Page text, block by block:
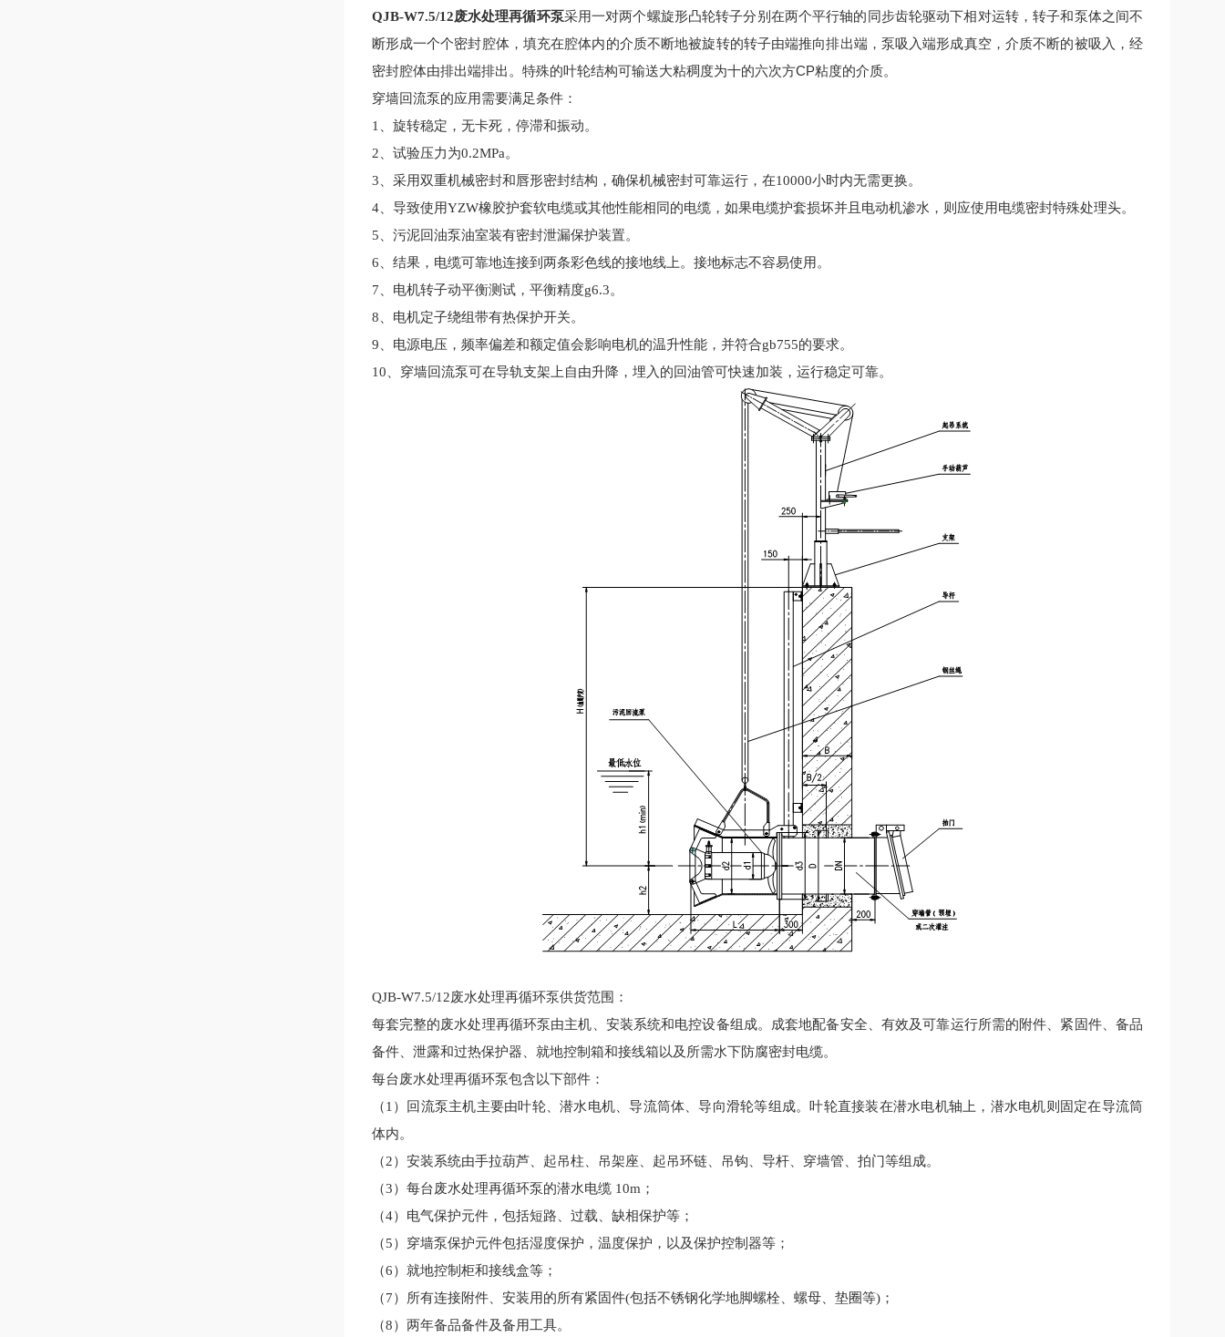
QJB-W7.5/12废水处理再循环泵采用一对两个螺旋形凸轮转子分别在两个平行轴的同步齿轮驱动下相对运转，转子和泵体之间不
断形成一个个密封腔体，填充在腔体内的介质不断地被旋转的转子由端推向排出端，泵吸入端形成真空，介质不断的被吸入，经
密封腔体由排出端排出。特殊的叶轮结构可输送大粘稠度为十的六次方CP粘度的介质。
穿墙回流泵的应用需要满足条件：
1
、旋转稳定，无卡死，停滞和振动。
2 、试验压力为0.2MPa。
3 、采用双重机械密封和唇形密封结构，确保机械密封可靠运行，在10000小时内无需更换。
4、导致使用YZW橡胶护套软电缆或其他性能相同的电缆，如果电缆护套损坏并且电动机渗水，则应使用电缆密封特殊处理头。
5 、污泥回油泵油室装有密封泄漏保护装置。
6 、结果，电缆可靠地连接到两条彩色线的接地线上。接地标志不容易使用。
7 、电机转子动平衡测试，平衡精度g6.3。
8 、电机定子绕组带有热保护开关。
9 、电源电压，频率偏差和额定值会影响电机的温升性能，并符合gb755的要求。
10
穿墙回流泵可在导轨支架上自由升降，埋入的回油管可快速加装，运行稳定可靠。
QJB-W7.5/12废水处理再循环泵供货范围 ：
每套完整的废水处理再循环泵由主机、安装系统和电控设备组成。成套地配备安全、有效及可靠运行所需的附件、紧固件、备品
备件、 泄露和过热保护器、就地控制箱和接线箱以及所需水下防腐密封电缆。
每台废水处理再循环泵包含以下部件：
（1 ） 回流泵主机主要由叶轮、潜水电机、导流筒体、导向滑轮等组成。叶轮直接装在潜水电机轴上，潜水电机则固定在导流筒
体内。
（2）安装系统由手拉葫芦、起吊柱、吊架座、起吊环链、吊钩、导杆、穿墙管、拍门等组成。
（3）每台废水处理再循环泵的潜水电缆 10m ；
（4）电气保护元件，包括短路、过载、缺相保护等；
（5）穿墙泵保护元件包括湿度保护，温度保护，以及保护控制器等；
（6）就地控制柜和接线盒等；
（7）所有连接附件、安装用的所有紧固件(包括不锈钢化学地脚螺栓、螺母、垫圈等)；
（8）两年备品备件及备用工具。